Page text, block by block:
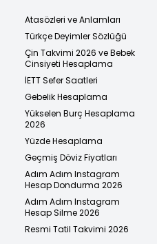
Atasözleri ve Anlamları
Türkçe Deyimler Sözlüğü
Çin Takvimi 2026 ve Bebek
Cinsiyeti Hesaplama
İETT Sefer Saatleri
Gebelik Hesaplama
Yükselen Burç Hesaplama
2026
Yüzde Hesaplama
Geçmiş Döviz Fiyatları
Adım Adım Instagram
Hesap Dondurma 2026
Adım Adım Instagram
Hesap Silme 2026
Resmi Tatil Takvimi 2026